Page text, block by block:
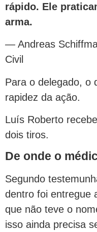
rápido. Ele
arma.
— Andreas
Civil
Para o delegado, o
rapidez da ação.
Luís Roberto
dois tiros.
De onde o
Segundo
dentro foi entregue
que não teve o
isso ainda precisa